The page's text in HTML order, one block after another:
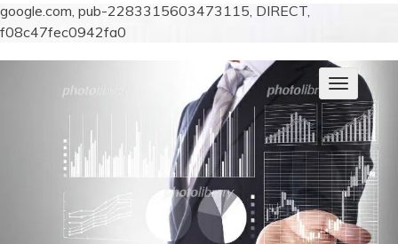
google.com, pub-2283315603473115, DIRECT,
f08c47fec0942fa0
ナ
ビ
ゲ
ー
シ
ョ
ン
を
切
り